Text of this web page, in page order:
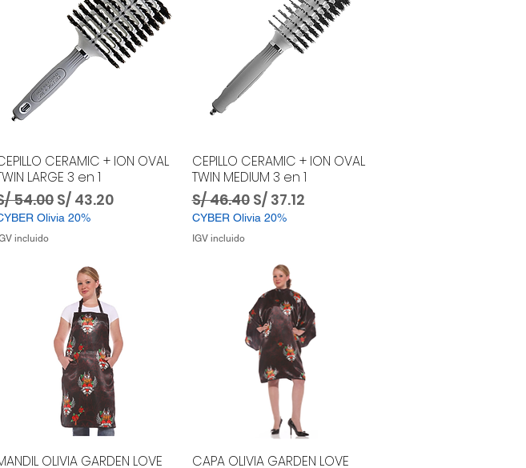
CERAMIC + ION OVAL
LARGE 3 en 1
54.00 Precio de oferta
S/ 43.20
Olivia 20%
incluido
CEPILLO CERAMIC + ION OVAL
TWIN MEDIUM 3 en 1
Precio
S/ 46.40 Precio de oferta
S/ 37.12
CYBER Olivia 20%
IGV incluido
OLIVIA GARDEN LOVE
CAPA OLIVIA GARDEN LOVE